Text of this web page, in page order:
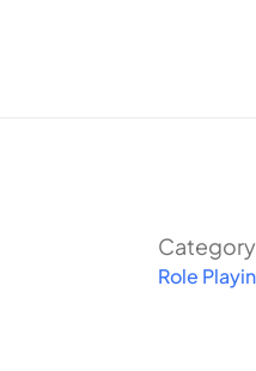
Category
Role